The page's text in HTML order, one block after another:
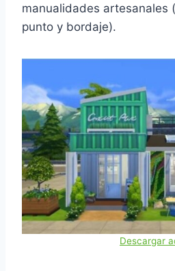
manualidades artesanales
punto y bordaje).
Descargar